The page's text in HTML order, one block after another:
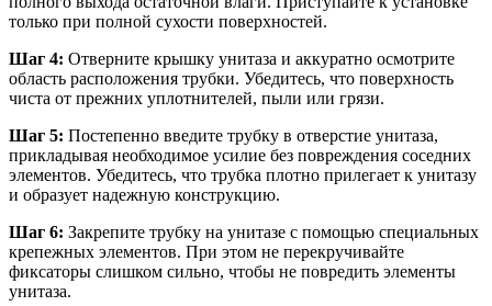
только при полной сухости поверхностей.
Шаг 4: Отверните крышку унитаза и аккуратно осмотрите
область расположения трубки. Убедитесь, что поверхность
чиста от прежних уплотнителей, пыли или грязи.
Шаг 5: Постепенно введите трубку в отверстие унитаза,
прикладывая необходимое усилие без повреждения соседних
элементов. Убедитесь, что трубка плотно прилегает к унитазу
и образует надежную конструкцию.
Шаг 6: Закрепите трубку на унитазе с помощью специальных
крепежных элементов. При этом не перекручивайте
фиксаторы слишком сильно, чтобы не повредить элементы
унитаза.